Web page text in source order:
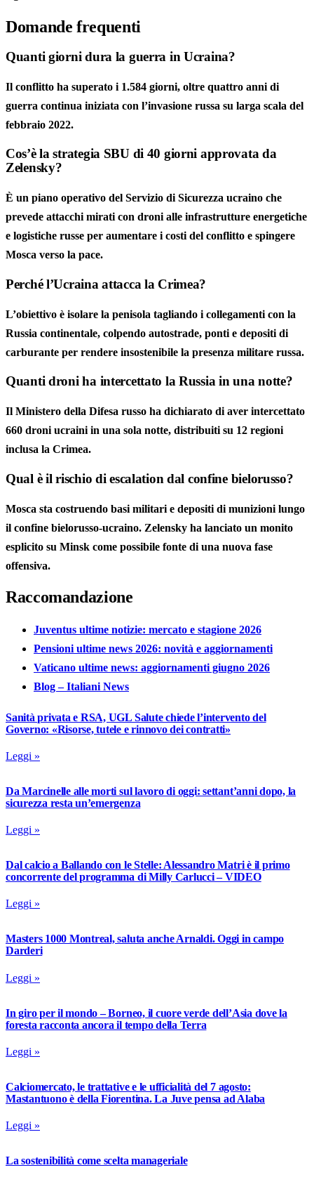
Domande frequenti
Quanti giorni dura la guerra in Ucraina?
Il conflitto ha superato i 1.584 giorni, oltre quattro anni di
guerra continua iniziata con l’invasione russa su larga scala del
febbraio 2022.
Cos’è la strategia SBU di 40 giorni approvata da
Zelensky?
È un piano operativo del Servizio di Sicurezza ucraino che
prevede attacchi mirati con droni alle infrastrutture energetiche
e logistiche russe per aumentare i costi del conflitto e spingere
Mosca verso la pace.
Perché l’Ucraina attacca la Crimea?
L’obiettivo è isolare la penisola tagliando i collegamenti con la
Russia continentale, colpendo autostrade, ponti e depositi di
carburante per rendere insostenibile la presenza militare russa.
Quanti droni ha intercettato la Russia in una notte?
Il Ministero della Difesa russo ha dichiarato di aver intercettato
660 droni ucraini in una sola notte, distribuiti su 12 regioni
inclusa la Crimea.
Qual è il rischio di escalation dal confine bielorusso?
Mosca sta costruendo basi militari e depositi di munizioni lungo
il confine bielorusso-ucraino. Zelensky ha lanciato un monito
esplicito su Minsk come possibile fonte di una nuova fase
offensiva.
Raccomandazione
Juventus ultime notizie: mercato e stagione 2026
Pensioni ultime news 2026: novità e aggiornamenti
Vaticano ultime news: aggiornamenti giugno 2026
Blog – Italiani News
Sanità privata e RSA, UGL Salute chiede l’intervento del
Governo: «Risorse, tutele e rinnovo dei contratti»
Leggi »
Da Marcinelle alle morti sul lavoro di oggi: settant’anni dopo, la
sicurezza resta un’emergenza
Leggi »
Dal calcio a Ballando con le Stelle: Alessandro Matri è il primo
concorrente del programma di Milly Carlucci – VIDEO
Leggi »
Masters 1000 Montreal, saluta anche Arnaldi. Oggi in campo
Darderi
Leggi »
In giro per il mondo – Borneo, il cuore verde dell’Asia dove la
foresta racconta ancora il tempo della Terra
Leggi »
Calciomercato, le trattative e le ufficialità del 7 agosto:
Mastantuono è della Fiorentina. La Juve pensa ad Alaba
Leggi »
La sostenibilità come scelta manageriale